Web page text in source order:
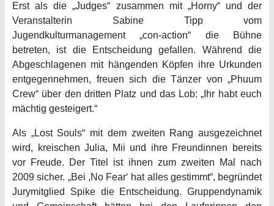
Erst als die „Judges“ zusammen mit „Horny“ und der
Veranstalterin Sabine Tipp vom
Jugendkulturmanagement „con-action“ die Bühne
betreten, ist die Entscheidung gefallen. Während die
Abgeschlagenen mit hängenden Köpfen ihre Urkunden
entgegennehmen, freuen sich die Tänzer von „Phuum
Crew“ über den dritten Platz und das Lob: „Ihr habt euch
mächtig gesteigert.“
Als „Lost Souls“ mit dem zweiten Rang ausgezeichnet
wird, kreischen Julia, Mii und ihre Freundinnen bereits
vor Freude. Der Titel ist ihnen zum zweiten Mal nach
2009 sicher. „Bei ,No Fear‘ hat alles gestimmt“, begründet
Jurymitglied Spike die Entscheidung. Gruppendynamik